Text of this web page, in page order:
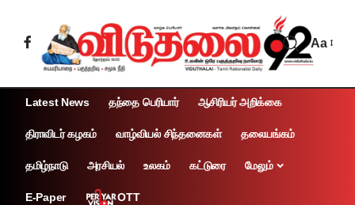
Aa
Latest News தந்தை பெரியார் ஆசிரியர் அறிக்கை
திராவிடர் கழகம் வாழ்வியல் சிந்தனைகள் தலையங்கம்
தமிழ்நாடு அரசியல் உலகம் கட்டுரை மேலும்
E-Paper OTT